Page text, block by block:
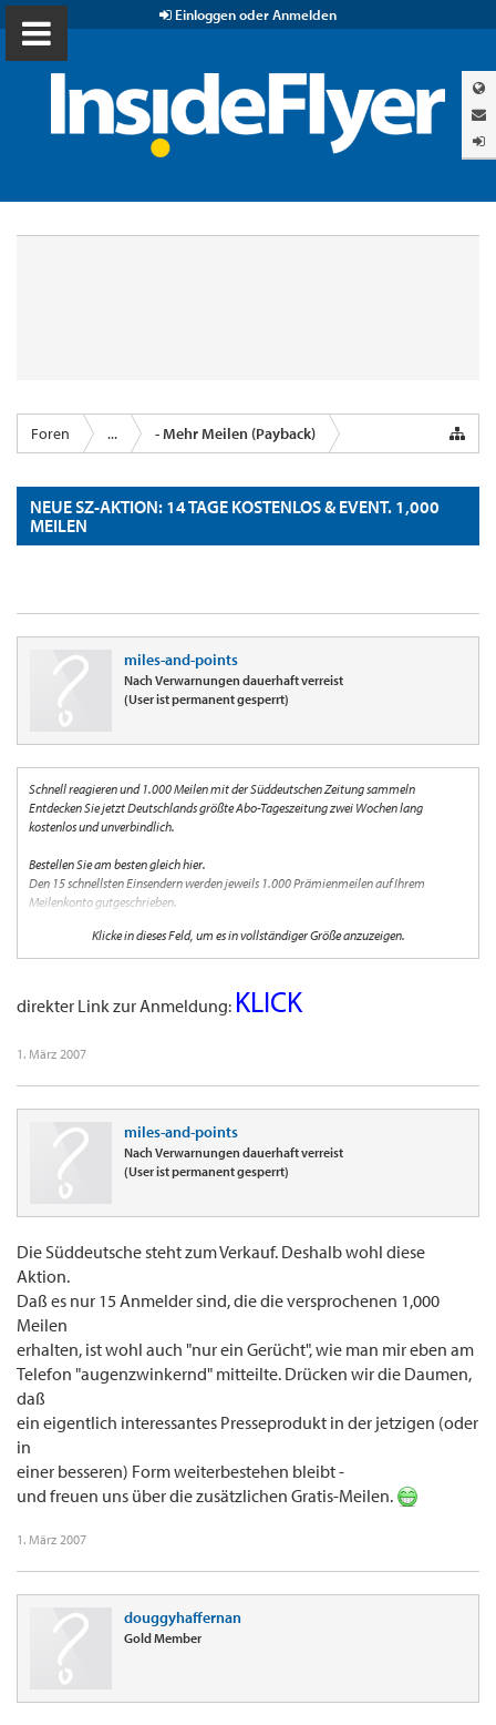
Einloggen oder Anmelden
Foren ... - Mehr Meilen (Payback)
NEUE SZ-AKTION: 14 TAGE KOSTENLOS & EVENT. 1,000
MEILEN
miles-and-points
Nach Verwarnungen dauerhaft verreist
(User ist permanent gesperrt)
Schnell reagieren und 1.000 Meilen mit der Süddeutschen Zeitung sammeln
Entdecken Sie jetzt Deutschlands größte Abo-Tageszeitung zwei Wochen lang
kostenlos und unverbindlich.
Bestellen Sie am besten gleich hier.
Den 15 schnellsten Einsendern werden jeweils 1.000 Prämienmeilen auf Ihrem
Meilenkonto gutgeschrieben.
Mit der SZ verfolgen Sie das aktuelle Weltgeschehen und bekommen alle wichtigen
Informationen über Politik, Kultur, Wissenschaft, Wirtschaft und Sport frei Haus.
ausgewählte Artikel aus der "New York Times". Alles exklusiv in der Süddeutschen
Zeitung.
Klicke in dieses Feld, um es in vollständiger Größe anzuzeigen.
direkter Link zur Anmeldung: KLICK
1. März 2007
miles-and-points
Nach Verwarnungen dauerhaft verreist
(User ist permanent gesperrt)
Die Süddeutsche steht zum Verkauf. Deshalb wohl diese
Aktion.
Daß es nur 15 Anmelder sind, die die versprochenen 1,000
Meilen
erhalten, ist wohl auch "nur ein Gerücht", wie man mir eben am
Telefon "augenzwinkernd" mitteilte. Drücken wir die Daumen,
daß
ein eigentlich interessantes Presseprodukt in der jetzigen (oder
in
einer besseren) Form weiterbestehen bleibt -
und freuen uns über die zusätzlichen Gratis-Meilen.
1. März 2007
douggyhaffernan
Gold Member